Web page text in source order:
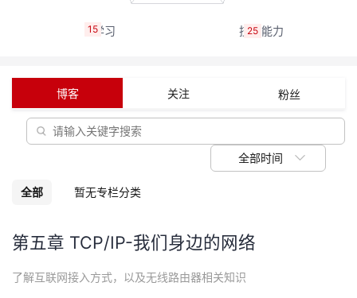
动
关
我
的
发
者
学
我
Programs
的
支
持
25
15
博客 关注 粉丝
全部时间
全部 暂无专栏分类
第五章 TCP/IP-我们身边的网络
了解互联网接入方式，以及无线路由器相关知识